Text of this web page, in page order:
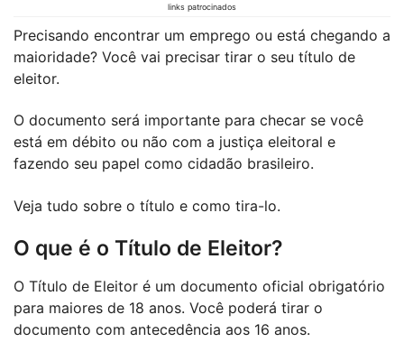
links patrocinados
Precisando encontrar um emprego ou está chegando a
maioridade? Você vai precisar tirar o seu título de
eleitor.
O documento será importante para checar se você
está em débito ou não com a justiça eleitoral e
fazendo seu papel como cidadão brasileiro.
Veja tudo sobre o título e como tira-lo.
O que é o Título de Eleitor?
O Título de Eleitor é um documento oficial obrigatório
para maiores de 18 anos. Você poderá tirar o
documento com antecedência aos 16 anos.